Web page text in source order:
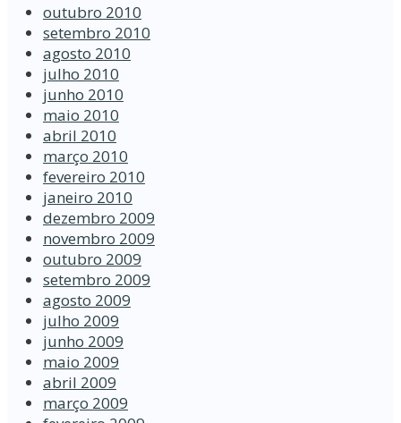
outubro 2010
setembro 2010
agosto 2010
julho 2010
junho 2010
maio 2010
abril 2010
março 2010
fevereiro 2010
janeiro 2010
dezembro 2009
novembro 2009
outubro 2009
setembro 2009
agosto 2009
julho 2009
junho 2009
maio 2009
abril 2009
março 2009